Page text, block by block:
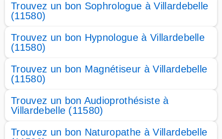
Trouvez un bon Sophrologue à Villardebelle
(11580)
Trouvez un bon Hypnologue à Villardebelle
(11580)
Trouvez un bon Magnétiseur à Villardebelle
(11580)
Trouvez un bon Audioprothésiste à
Villardebelle (11580)
Trouvez un bon Naturopathe à Villardebelle